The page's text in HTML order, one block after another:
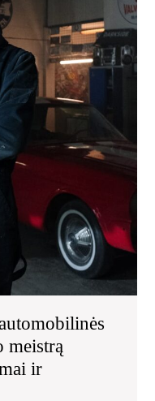
ir
meistrą
ir